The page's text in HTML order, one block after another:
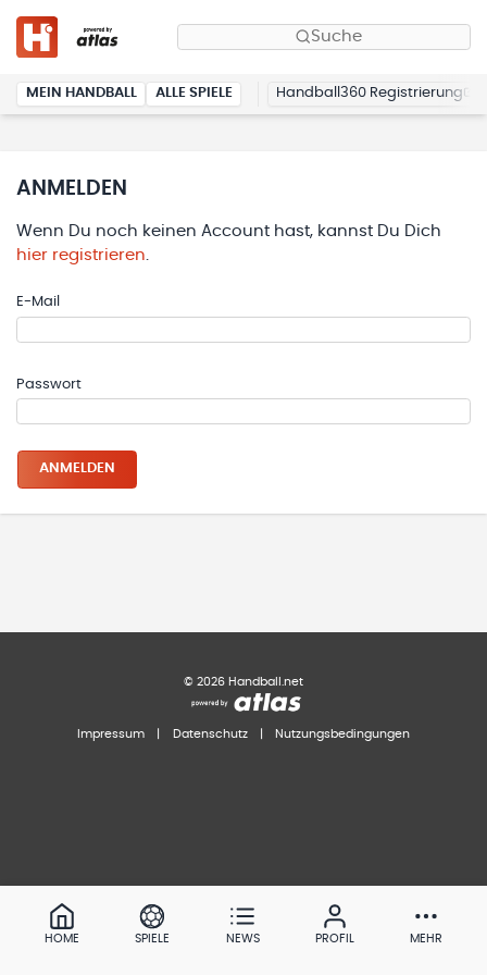
Suche
MEIN HANDBALL ALLE SPIELE Handball360 Registrierung
ANMELDEN
Wenn Du noch keinen Account hast, kannst Du Dich
hier registrieren.
E-Mail
Passwort
ANMELDEN
© 2026 Handball.net
Impressum Datenschutz Nutzungsbedingungen
HOME SPIELE NEWS PROFIL MEHR